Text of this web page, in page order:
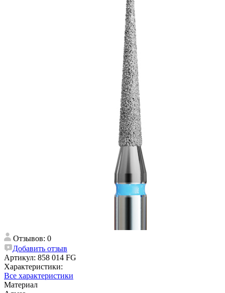
Отзывов: 0
Добавить отзыв
Артикул: 858 014 FG
Характеристики:
Все характеристики
Материал